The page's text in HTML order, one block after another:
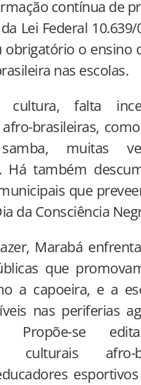
contínua de
Lei Federal
obrigatório o ensino
nas escolas.
falta
brasileiras,
muitas
Há também
que
da Consciência
Marabá
que
a capoeira, e a
nas periferias
Propõe-se
culturais afro-